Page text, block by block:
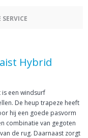
Hybrid
een windsurf
De heup trapeze heeft
hij een goede pasvorm
combinatie van gegoten
de rug. Daarnaast zorgt